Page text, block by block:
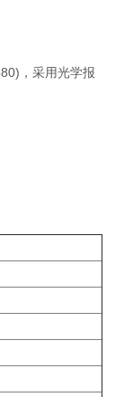
，采用光学报